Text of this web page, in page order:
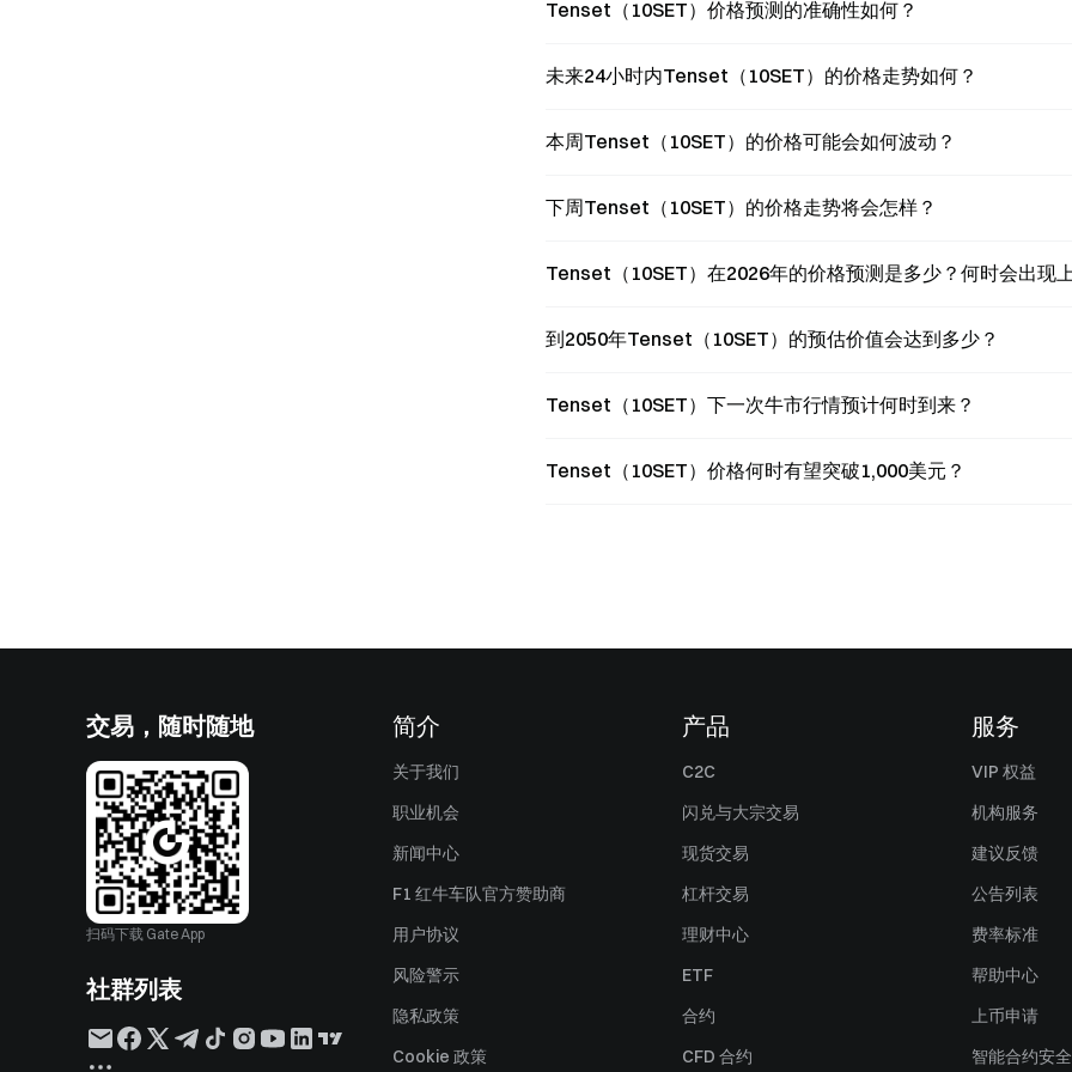
Tenset（10SET）价格预测的准确性如何？
未来24小时内Tenset（10SET）的价格走势如何？
本周Tenset（10SET）的价格可能会如何波动？
下周Tenset（10SET）的价格走势将会怎样？
Tenset（10SET）在2026年的价格预测是多少？何时会出现
到2050年Tenset（10SET）的预估价值会达到多少？
Tenset（10SET）下一次牛市行情预计何时到来？
Tenset（10SET）价格何时有望突破1,000美元？
交易，随时随地
扫码下载 Gate App
社群列表
简介
关于我们
职业机会
新闻中心
F1 红牛车队官方赞助商
用户协议
风险警示
隐私政策
Cookie 政策
产品
C2C
闪兑与大宗交易
现货交易
杠杆交易
理财中心
ETF
合约
CFD 合约
服务
VIP 权益
机构服务
建议反馈
公告列表
费率标准
帮助中心
上币申请
智能合约安全